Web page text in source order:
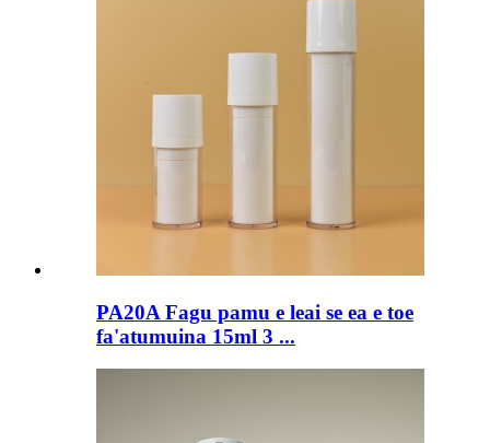
PA20A Fagu pamu e leai se ea e toe
fa'atumuina 15ml 3 ...